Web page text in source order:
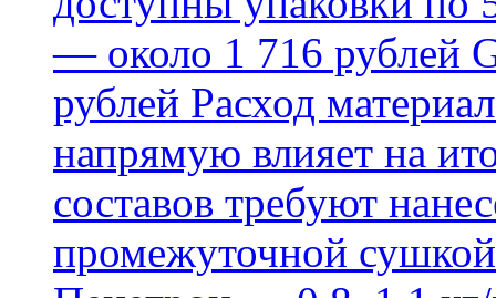
— около 1 716 рублей
рублей Расход
напрямую влияет на
составов требуют
промежуточной